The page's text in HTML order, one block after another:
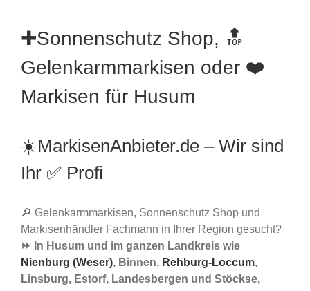
✚Sonnenschutz Shop, 🔝
Gelenkarmmarkisen oder ❤️
Markisen für Husum
☀️MarkisenAnbieter.de – Wir sind
Ihr ✅ Profi
🔎 Gelenkarmmarkisen, Sonnenschutz Shop und
Markisenhändler Fachmann in Ihrer Region gesucht?
⏩ In Husum und im ganzen Landkreis wie
Nienburg (Weser), Binnen, Rehburg-Loccum,
Linsburg, Estorf, Landesbergen und Stöckse,